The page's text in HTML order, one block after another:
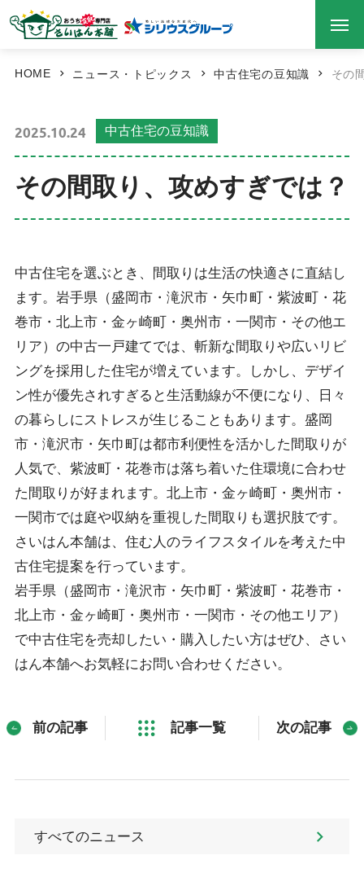
HOME ニュース・トピックス 中古住宅の豆知識 その
2025.10.24 中古住宅の豆知識
その間取り、攻めすぎでは？
中古住宅を選ぶとき、間取りは生活の快適さに直結し
ます。岩手県（盛岡市・滝沢市・矢巾町・紫波町・花
巻市・北上市・金ヶ崎町・奥州市・一関市・その他エ
リア）の中古一戸建てでは、斬新な間取りや広いリビ
ングを採用した住宅が増えています。しかし、デザイ
ン性が優先されすぎると生活動線が不便になり、日々
の暮らしにストレスが生じることもあります。盛岡
市・滝沢市・矢巾町は都市利便性を活かした間取りが
人気で、紫波町・花巻市は落ち着いた住環境に合わせ
た間取りが好まれます。北上市・金ヶ崎町・奥州市・
一関市では庭や収納を重視した間取りも選択肢です。
さいはん本舗は、住む人のライフスタイルを考えた中
古住宅提案を行っています。
岩手県（盛岡市・滝沢市・矢巾町・紫波町・花巻市・
北上市・金ヶ崎町・奥州市・一関市・その他エリア）
で中古住宅を売却したい・購入したい方はぜひ、さい
はん本舗へお気軽にお問い合わせください。
前の記事 記事一覧 次の記事
すべてのニュース